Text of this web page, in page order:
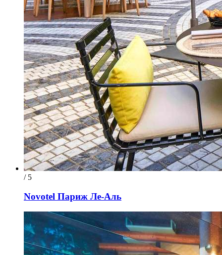
/ 5
Novotel Париж Ле-Аль